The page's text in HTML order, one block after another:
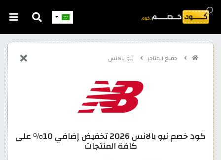
جميع المتاجر نيو بالانس
كود خصم نيو بالانس 2026 تخفيض إضافي 10% على
كافة المنتجات